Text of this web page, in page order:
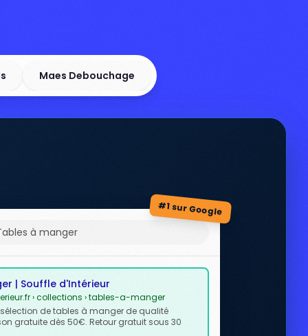
Maes Debouchage
#1 sur Google
à manger
| Souffle d'Intérieur
› collections › tables-a-manger
sélection de tables à manger de qualité
gratuite dès 50€. Retour gratuit sous 30